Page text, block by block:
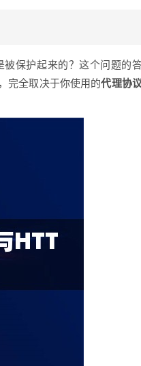
被保护起来的？这个问题的
完全取决于你使用的代理协